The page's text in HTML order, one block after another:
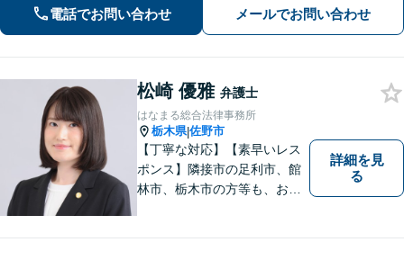
電話でお問い合わせ メールでお問い合わせ
松崎 優雅 弁護士
はなまる総合法律事務所
栃木県|佐野市
【丁寧な対応】【素早いレス
ポンス】隣接市の足利市、館
林市、栃木市の方等も、お気
詳細を見
る